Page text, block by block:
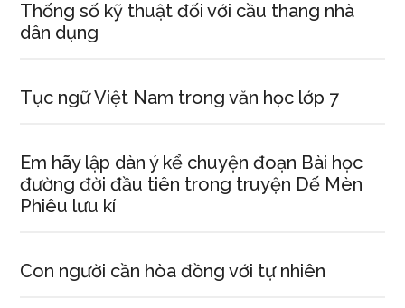
Thống số kỹ thuật đối với cầu thang nhà
dân dụng
Tục ngữ Việt Nam trong văn học lớp 7
Em hãy lập dàn ý kể chuyện đoạn Bài học
đường đời đầu tiên trong truyện Dế Mèn
Phiêu lưu kí
Con người cần hòa đồng với tự nhiên